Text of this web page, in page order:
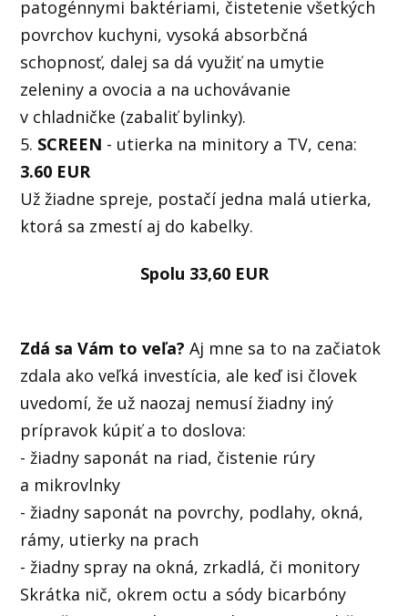
patogénnymi baktériami, čistetenie všetkých
povrchov kuchyni, vysoká absorbčná
schopnosť, dalej sa dá využiť na umytie
zeleniny a ovocia a na uchovávanie
v chladničke (zabaliť bylinky).
5. SCREEN - utierka na minitory a TV, cena:
3.60 EUR
Už žiadne spreje, postačí jedna malá utierka,
ktorá sa zmestí aj do kabelky.
Spolu 33,60 EUR
Zdá sa Vám to veľa?Aj mne sa to na začiatok
zdala ako veľká investícia, ale keď isi človek
uvedomí, že už naozaj nemusí žiadny iný
prípravok kúpiť a to doslova:
- žiadny saponát na riad, čistenie rúry
a mikrovlnky
- žiadny saponát na povrchy, podlahy, okná,
rámy, utierky na prach
- žiadny spray na okná, zrkadlá, či monitory
Skrátka nič, okrem octu a sódy bicarbóny